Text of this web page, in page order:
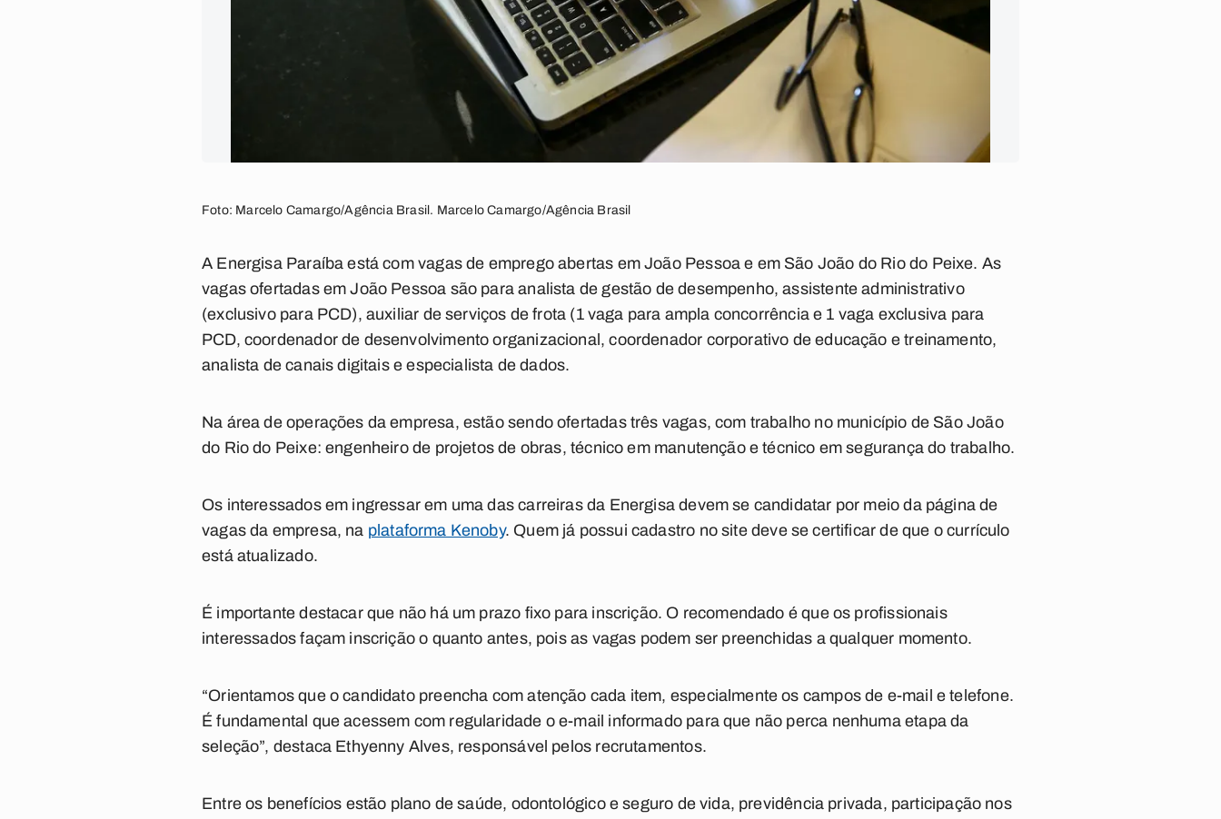
Foto: Marcelo Camargo/Agência Brasil. Marcelo Camargo/Agência Brasil
A Energisa Paraíba está com vagas de emprego abertas em João Pessoa e em São João do Rio do Peixe. As
vagas ofertadas em João Pessoa são para analista de gestão de desempenho, assistente administrativo
(exclusivo para PCD), auxiliar de serviços de frota (1 vaga para ampla concorrência e 1 vaga exclusiva para
PCD, coordenador de desenvolvimento organizacional, coordenador corporativo de educação e treinamento,
analista de canais digitais e especialista de dados.
Na área de operações da empresa, estão sendo ofertadas três vagas, com trabalho no município de São João
do Rio do Peixe: engenheiro de projetos de obras, técnico em manutenção e técnico em segurança do trabalho.
Os interessados em ingressar em uma das carreiras da Energisa devem se candidatar por meio da página de
vagas da empresa, na plataforma Kenoby. Quem já possui cadastro no site deve se certificar de que o currículo
está atualizado.
É importante destacar que não há um prazo fixo para inscrição. O recomendado é que os profissionais
interessados façam inscrição o quanto antes, pois as vagas podem ser preenchidas a qualquer momento.
“Orientamos que o candidato preencha com atenção cada item, especialmente os campos de e-mail e telefone.
É fundamental que acessem com regularidade o e-mail informado para que não perca nenhuma etapa da
seleção”, destaca Ethyenny Alves, responsável pelos recrutamentos.
Entre os benefícios estão plano de saúde, odontológico e seguro de vida, previdência privada, participação nos